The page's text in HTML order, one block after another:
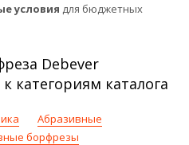
условия для бюджетных
Debever
категориям каталога
Абразивные
борфрезы